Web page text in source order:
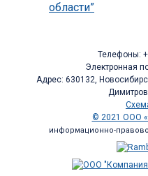
области”
Телефоны:
Электронная
Адрес: 630132,
© 2021 ООО
информационно-